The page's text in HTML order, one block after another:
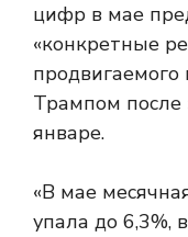
цифр в мае
«конкретные
Трампом после
январе.
«В мае
упала до 6,3%,